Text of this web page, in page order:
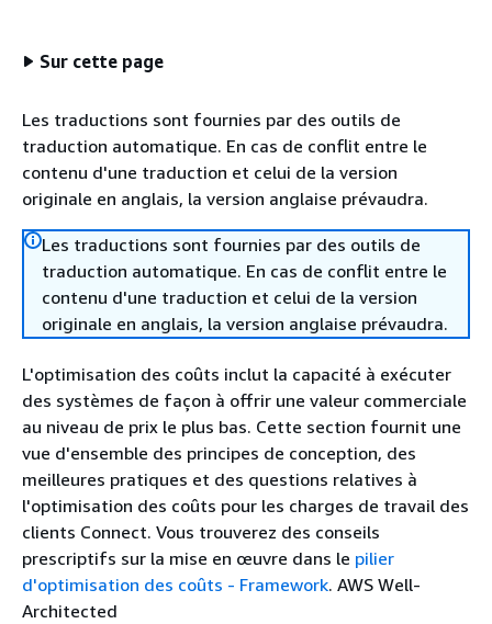
Sur cette page
Les traductions sont fournies par des outils de
traduction automatique. En cas de conflit entre le
contenu d'une traduction et celui de la version
originale en anglais, la version anglaise prévaudra.
Les traductions sont fournies par des outils de
traduction automatique. En cas de conflit entre le
contenu d'une traduction et celui de la version
originale en anglais, la version anglaise prévaudra.
L'optimisation des coûts inclut la capacité à exécuter
des systèmes de façon à offrir une valeur commerciale
au niveau de prix le plus bas. Cette section fournit une
vue d'ensemble des principes de conception, des
meilleures pratiques et des questions relatives à
l'optimisation des coûts pour les charges de travail des
clients Connect. Vous trouverez des conseils
prescriptifs sur la mise en œuvre dans le pilier
d'optimisation des coûts - Framework. AWS Well-
Architected